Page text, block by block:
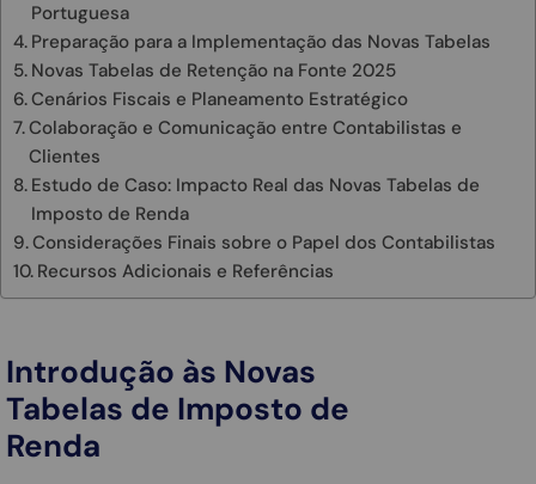
Portuguesa
Preparação para a Implementação das Novas Tabelas
Novas Tabelas de Retenção na Fonte 2025
Cenários Fiscais e Planeamento Estratégico
Colaboração e Comunicação entre Contabilistas e
Clientes
Estudo de Caso: Impacto Real das Novas Tabelas de
Imposto de Renda
Considerações Finais sobre o Papel dos Contabilistas
Recursos Adicionais e Referências
Introdução às Novas
Tabelas de Imposto de
Renda